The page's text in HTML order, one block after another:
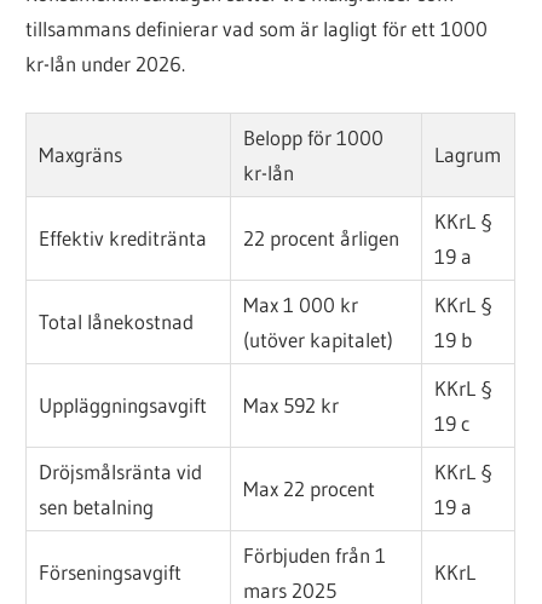
tillsammans definierar vad som är lagligt för ett 1000
kr-lån under 2026.
Maxgräns
Belopp för 1000
kr-lån
Lagrum
Effektiv kreditränta 22 procent årligen
KKrL §
19 a
Total lånekostnad
Max 1 000 kr
(utöver kapitalet)
KKrL §
19 b
Uppläggningsavgift Max 592 kr
KKrL §
19 c
Dröjsmålsränta vid
sen betalning
Max 22 procent
KKrL §
19 a
Förseningsavgift
Förbjuden från 1
mars 2025
KKrL